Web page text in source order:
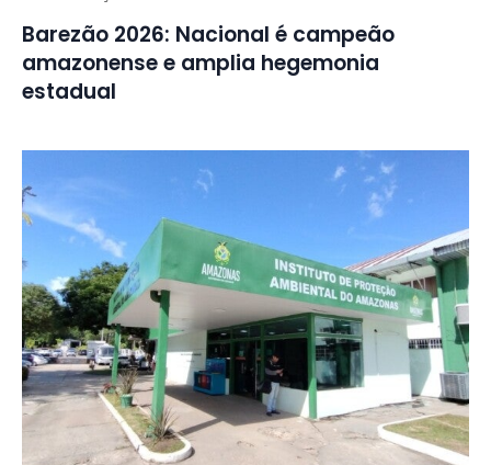
Barezão 2026: Nacional é campeão
amazonense e amplia hegemonia
estadual